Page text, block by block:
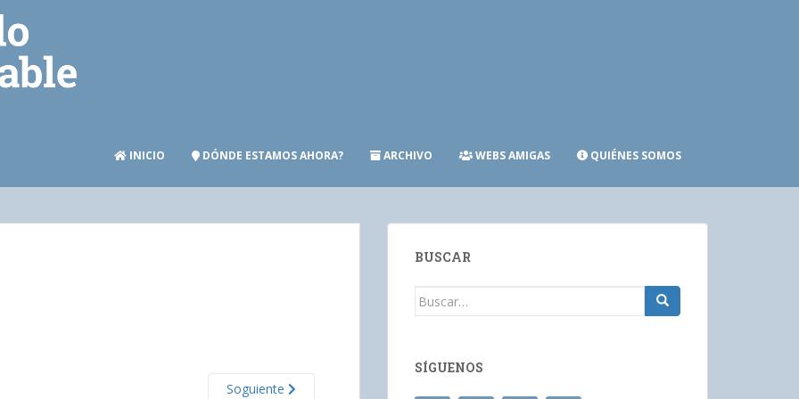
INICIO DÓNDE ESTAMOS AHORA? ARCHIVO WEBS AMIGAS QUIÉNES SOMOS
Soguiente
BUSCAR
Buscar:
SÍGUENOS